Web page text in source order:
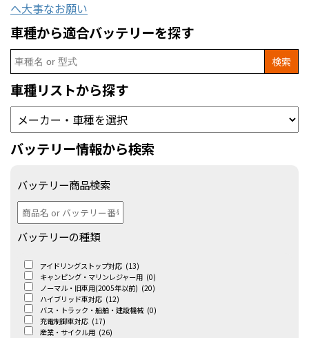
へ大事なお願い
車種から適合バッテリーを探す
Search
for:
車種リストから探す
バッテリー情報から検索
バッテリー商品検索
バッテリーの種類
アイドリングストップ対応 (13)
キャンピング・マリンレジャー用 (0)
ノーマル・旧車用(2005年以前) (20)
ハイブリッド車対応 (12)
バス・トラック・船舶・建設機械 (0)
充電制御車対応 (17)
産業・サイクル用 (26)